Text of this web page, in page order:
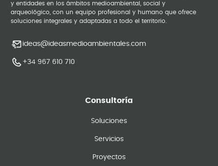
y entidades en los ámbitos medioambiental, social y
arqueológico, con un equipo profesional y humano que ofrece
soluciones integrales y adaptadas a todo el territorio.
ideas@ideasmedioambientales.com
+34 967 610 710
Consultoría
Soluciones
Servicios
Proyectos